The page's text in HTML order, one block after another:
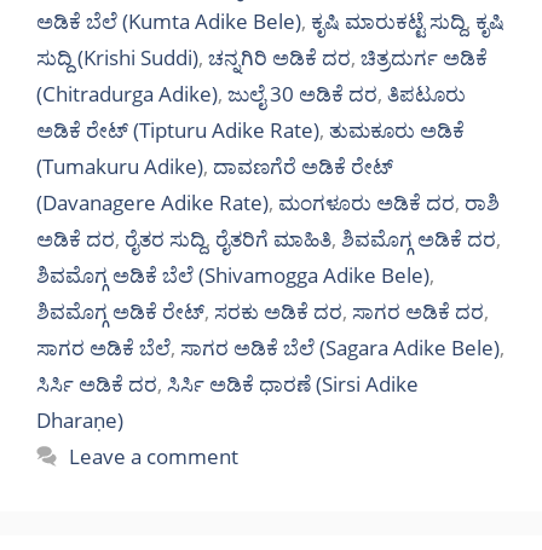
ಅಡಿಕೆ ಬೆಲೆ (Kumta Adike Bele), ಕೃಷಿ ಮಾರುಕಟ್ಟೆ ಸುದ್ದಿ, ಕೃಷಿ
ಸುದ್ದಿ (Krishi Suddi), ಚನ್ನಗಿರಿ ಅಡಿಕೆ ದರ, ಚಿತ್ರದುರ್ಗ ಅಡಿಕೆ
(Chitradurga Adike), ಜುಲೈ 30 ಅಡಿಕೆ ದರ, ತಿಪಟೂರು
ಅಡಿಕೆ ರೇಟ್ (Tipturu Adike Rate), ತುಮಕೂರು ಅಡಿಕೆ
(Tumakuru Adike), ದಾವಣಗೆರೆ ಅಡಿಕೆ ರೇಟ್
(Davanagere Adike Rate), ಮಂಗಳೂರು ಅಡಿಕೆ ದರ, ರಾಶಿ
ಅಡಿಕೆ ದರ, ರೈತರ ಸುದ್ದಿ, ರೈತರಿಗೆ ಮಾಹಿತಿ, ಶಿವಮೊಗ್ಗ ಅಡಿಕೆ ದರ,
ಶಿವಮೊಗ್ಗ ಅಡಿಕೆ ಬೆಲೆ (Shivamogga Adike Bele),
ಶಿವಮೊಗ್ಗ ಅಡಿಕೆ ರೇಟ್, ಸರಕು ಅಡಿಕೆ ದರ, ಸಾಗರ ಅಡಿಕೆ ದರ,
ಸಾಗರ ಅಡಿಕೆ ಬೆಲೆ, ಸಾಗರ ಅಡಿಕೆ ಬೆಲೆ (Sagara Adike Bele),
ಸಿರ್ಸಿ ಅಡಿಕೆ ದರ, ಸಿರ್ಸಿ ಅಡಿಕೆ ಧಾರಣೆ (Sirsi Adike
Dharaṇe)
Leave a comment